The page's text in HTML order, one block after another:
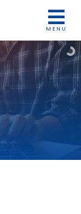
MENU